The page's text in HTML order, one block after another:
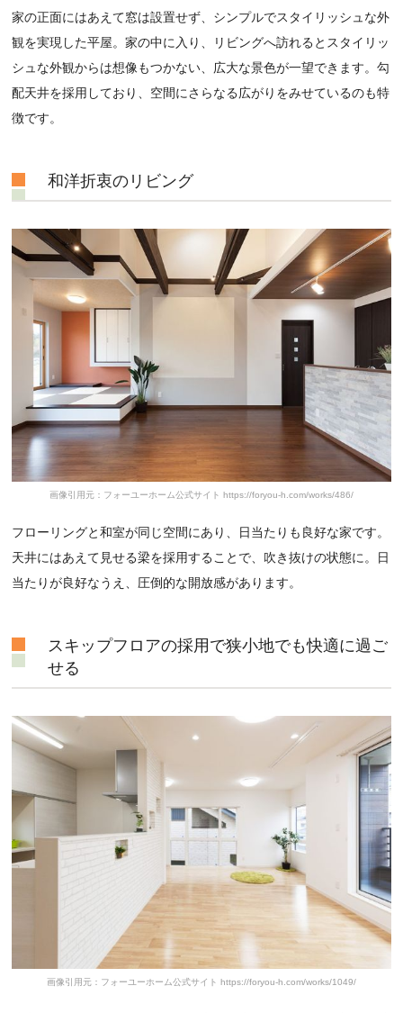
家の正面にはあえて窓は設置せず、シンプルでスタイリッシュな外
観を実現した平屋。家の中に入り、リビングへ訪れるとスタイリッ
シュな外観からは想像もつかない、広大な景色が一望できます。勾
配天井を採用しており、空間にさらなる広がりをみせているのも特
徴です。
和洋折衷のリビング
画像引用元：フォーユーホーム公式サイト https://foryou-h.com/works/486/
フローリングと和室が同じ空間にあり、日当たりも良好な家です。
天井にはあえて見せる梁を採用することで、吹き抜けの状態に。日
当たりが良好なうえ、圧倒的な開放感があります。
スキップフロアの採用で狭小地でも快適に過ご
せる
画像引用元：フォーユーホーム公式サイト https://foryou-h.com/works/1049/